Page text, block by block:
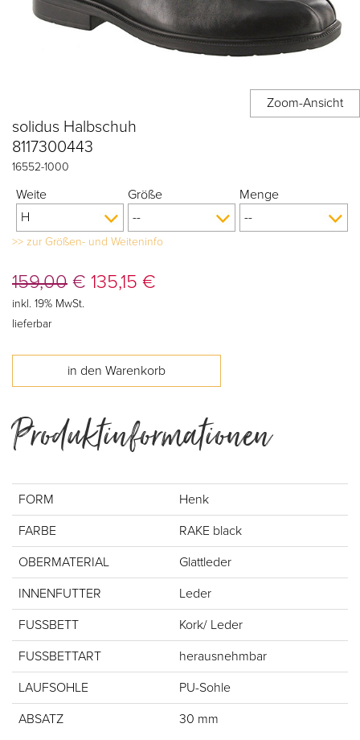
solidus Halbschuh
8117300443
16552-1000
Weite Größe Menge
>> zur Größen- und Weiteninfo
159,00 € 135,15 €
inkl. 19% MwSt.
lieferbar
Produktinformationen
FORM Henk
FARBE RAKE black
OBERMATERIAL Glattleder
INNENFUTTER Leder
FUSSBETT Kork/ Leder
FUSSBETTART herausnehmbar
LAUFSOHLE PU-Sohle
ABSATZ 30 mm